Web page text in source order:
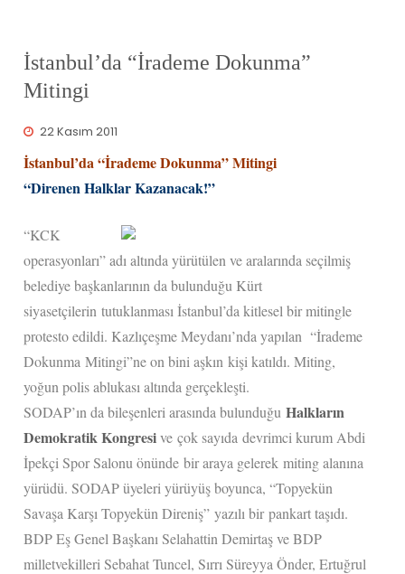
İstanbul’da “İrademe Dokunma”
Mitingi
22 Kasım 2011
İstanbul’da “İrademe Dokunma” Mitingi
“Direnen Halklar Kazanacak!”
“KCK
operasyonları” adı altında yürütülen ve aralarında seçilmiş
belediye başkanlarının da bulunduğu Kürt
siyasetçilerin tutuklanması İstanbul’da kitlesel bir mitingle
protesto edildi. Kazlıçeşme Meydanı’nda yapılan “İrademe
Dokunma Mitingi”ne on bini aşkın kişi katıldı. Miting,
yoğun polis ablukası altında gerçekleşti.
SODAP’ın da bileşenleri arasında bulunduğuHalkların
Demokratik Kongresive çok sayıda devrimci kurum Abdi
İpekçi Spor Salonu önünde bir araya gelerek miting alanına
yürüdü. SODAP üyeleri yürüyüş boyunca, “Topyekün
Savaşa Karşı Topyekün Direniş” yazılı bir pankart taşıdı.
BDP Eş Genel Başkanı Selahattin Demirtaş ve BDP
milletvekilleri Sebahat Tuncel, Sırrı Süreyya Önder, Ertuğrul